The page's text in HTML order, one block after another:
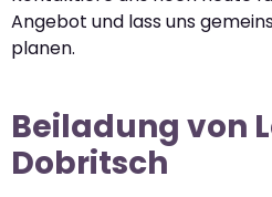
Angebot und lass uns
planen.
Beiladung von
Dobritsch